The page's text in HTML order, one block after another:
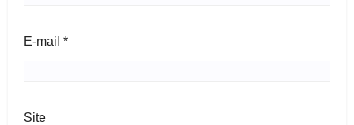
E-mail *
Site